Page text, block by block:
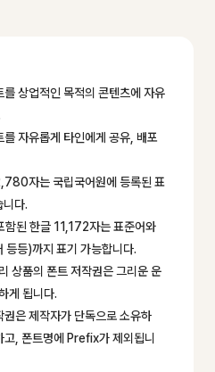
를 상업적인 목적의 콘텐츠에 자유
를 자유롭게 타인에게 공유, 배포
자는 국립국어원에 등록된 표
니다.
함된 한글 11,172자는 표준어와
등등)까지 표기 가능합니다.
상품의 폰트 저작권은 그리운 운
게 됩니다.
권은 제작자가 단독으로 소유하
고, 폰트명에 Prefix가 제외됩니